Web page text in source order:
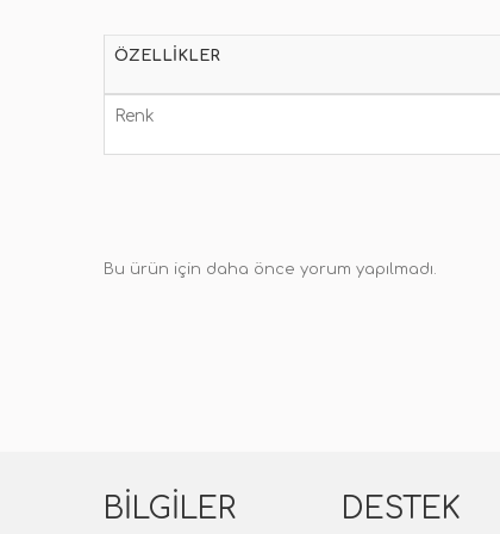
ÖZELLIKLER
Renk
Bu ürün için daha önce yorum yapılmadı.
BILGILER DESTEK